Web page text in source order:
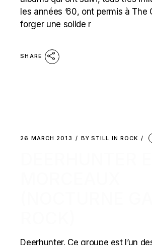
les années ’60, ont permis à The
forger une solide r
SHARE
26 MARCH 2013 BY STILL IN ROCK
Deerhunter. Ce groupe est l’un